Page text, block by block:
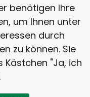
prvků.
benötigen Ihre
um Ihnen unter
durch
zu können. Sie
Kästchen "Ja, ich